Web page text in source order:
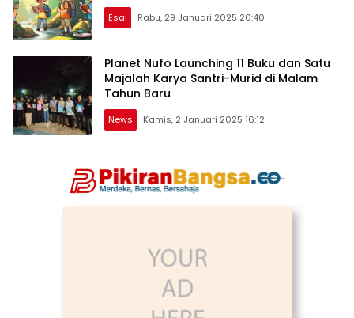
Esai Rabu, 29 Januari 2025 20:40
Planet Nufo Launching 11 Buku dan Satu
Majalah Karya Santri-Murid di Malam
Tahun Baru
News Kamis, 2 Januari 2025 16:12